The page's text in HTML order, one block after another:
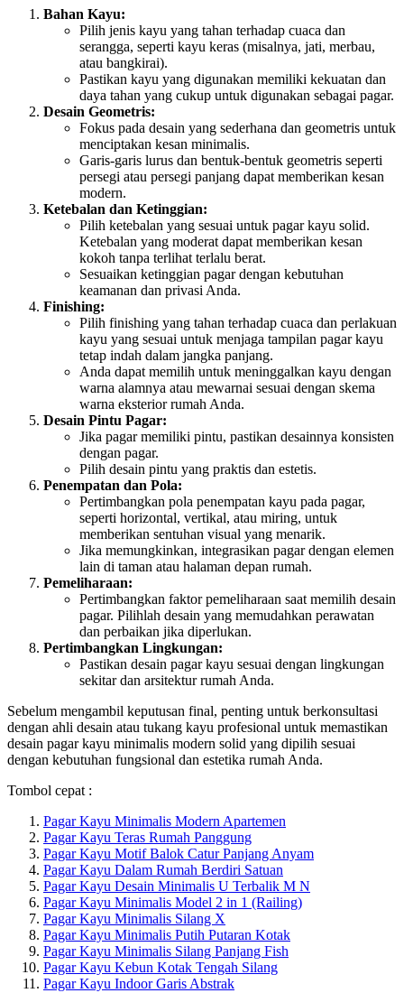
Bahan Kayu:
Pilih jenis kayu yang tahan terhadap cuaca dan
serangga, seperti kayu keras (misalnya, jati, merbau,
atau bangkirai).
Pastikan kayu yang digunakan memiliki kekuatan dan
daya tahan yang cukup untuk digunakan sebagai pagar.
Desain Geometris:
Fokus pada desain yang sederhana dan geometris untuk
menciptakan kesan minimalis.
Garis-garis lurus dan bentuk-bentuk geometris seperti
persegi atau persegi panjang dapat memberikan kesan
modern.
Ketebalan dan Ketinggian:
Pilih ketebalan yang sesuai untuk pagar kayu solid.
Ketebalan yang moderat dapat memberikan kesan
kokoh tanpa terlihat terlalu berat.
Sesuaikan ketinggian pagar dengan kebutuhan
keamanan dan privasi Anda.
Finishing:
Pilih finishing yang tahan terhadap cuaca dan perlakuan
kayu yang sesuai untuk menjaga tampilan pagar kayu
tetap indah dalam jangka panjang.
Anda dapat memilih untuk meninggalkan kayu dengan
warna alamnya atau mewarnai sesuai dengan skema
warna eksterior rumah Anda.
Desain Pintu Pagar:
Jika pagar memiliki pintu, pastikan desainnya konsisten
dengan pagar.
Pilih desain pintu yang praktis dan estetis.
Penempatan dan Pola:
Pertimbangkan pola penempatan kayu pada pagar,
seperti horizontal, vertikal, atau miring, untuk
memberikan sentuhan visual yang menarik.
Jika memungkinkan, integrasikan pagar dengan elemen
lain di taman atau halaman depan rumah.
Pemeliharaan:
Pertimbangkan faktor pemeliharaan saat memilih desain
pagar. Pilihlah desain yang memudahkan perawatan
dan perbaikan jika diperlukan.
Pertimbangkan Lingkungan:
Pastikan desain pagar kayu sesuai dengan lingkungan
sekitar dan arsitektur rumah Anda.
Sebelum mengambil keputusan final, penting untuk berkonsultasi
dengan ahli desain atau tukang kayu profesional untuk memastikan
desain pagar kayu minimalis modern solid yang dipilih sesuai
dengan kebutuhan fungsional dan estetika rumah Anda.
Tombol cepat :
Pagar Kayu Minimalis Modern Apartemen
Pagar Kayu Teras Rumah Panggung
Pagar Kayu Motif Balok Catur Panjang Anyam
Pagar Kayu Dalam Rumah Berdiri Satuan
Pagar Kayu Desain Minimalis U Terbalik M N
Pagar Kayu Minimalis Model 2 in 1 (Railing)
Pagar Kayu Minimalis Silang X
Pagar Kayu Minimalis Putih Putaran Kotak
Pagar Kayu Minimalis Silang Panjang Fish
Pagar Kayu Kebun Kotak Tengah Silang
Pagar Kayu Indoor Garis Abstrak